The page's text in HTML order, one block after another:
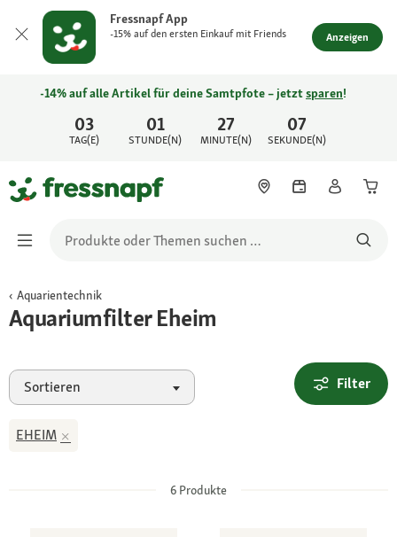
Fressnapf App
-15% auf den ersten Einkauf mit Friends Anzeigen
03
TAG(E)
01
STUNDE(N)
27
MINUTE(N)
07
SEKUNDE(N)
-14% auf alle Artikel für deine Samtpfote – jetztsparen!
Aquarientechnik
Aquariumfilter Eheim
Sortieren Filter
EHEIM
6 Produkte